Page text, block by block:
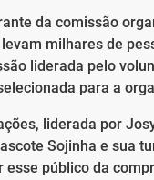
da comissão
milhares de
liderada pelo
para a
liderada por
Sojinha e sua
esse público da